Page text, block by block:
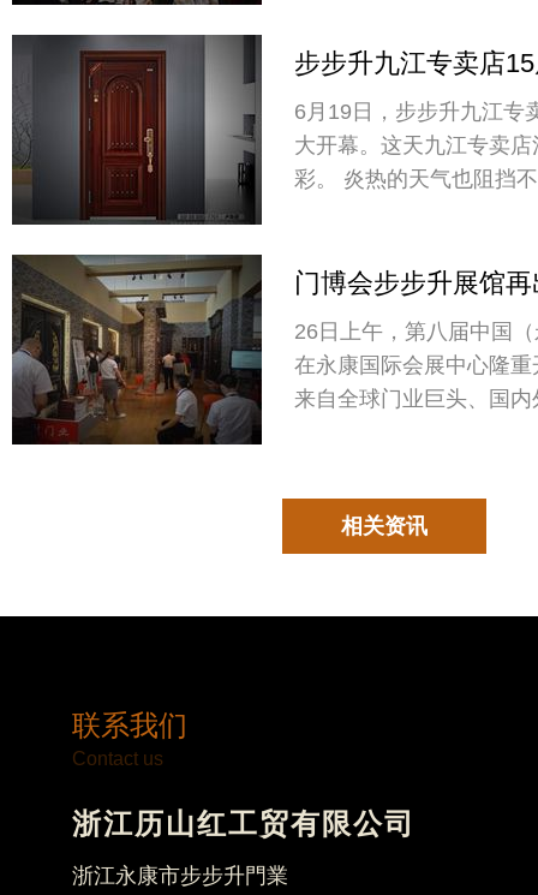
步步升九江专卖店
落幕！（精彩回顾）
6月19日，步步升九江专
大开幕。这天九江专卖
彩。 炎热的天气也阻挡不住消费者的激情参与，
门博会步步升展馆
新再出发！
26日上午，第八届中国
在永康国际会展中心隆
来自全球门业巨头、国
相关资讯
联系我们
Contact us
浙江历山红工贸有限公司
浙江永康市步步升門業